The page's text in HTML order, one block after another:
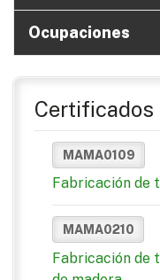
Ocupaciones
Certificados
MAMA0109
Fabricación de
MAMA0210
Fabricación de